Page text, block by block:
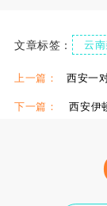
文章标签： 云
上一篇：
下一篇：